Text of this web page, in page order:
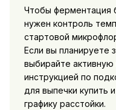
Чтобы ферментация
нужен контроль
стартовой
Если вы планируете
выбирайте активную
инструкцией по
для выпечки купить
графику расстойки.